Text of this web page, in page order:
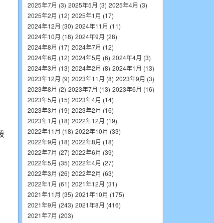
2025年7月 (3) 2025年5月 (3) 2025年4月 (3)
2025年2月 (12) 2025年1月 (17)
2024年12月 (30) 2024年11月 (11)
2024年10月 (18) 2024年9月 (28)
2024年8月 (17) 2024年7月 (12)
2024年6月 (12) 2024年5月 (6) 2024年4月 (3)
2024年3月 (13) 2024年2月 (8) 2024年1月 (13)
2023年12月 (9) 2023年11月 (8) 2023年9月 (3)
2023年8月 (2) 2023年7月 (13) 2023年6月 (16)
2023年5月 (15) 2023年4月 (14)
2023年3月 (19) 2023年2月 (16)
2023年1月 (18) 2022年12月 (19)
2022年11月 (18) 2022年10月 (33)
2022年9月 (18) 2022年8月 (18)
2022年7月 (27) 2022年6月 (39)
2022年5月 (35) 2022年4月 (27)
2022年3月 (26) 2022年2月 (63)
2022年1月 (61) 2021年12月 (31)
2021年11月 (35) 2021年10月 (175)
2021年9月 (243) 2021年8月 (416)
2021年7月 (203)